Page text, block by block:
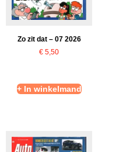
Zo zit dat – 07 2026
€ 5,50
+ In winkelmand